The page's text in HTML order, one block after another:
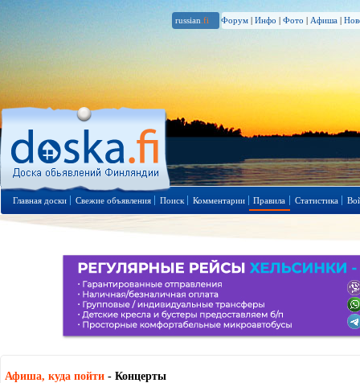
russian .fi Форум | Инфо | Фото | Афиша |
Главная доски Свежие объявления Поиск Комментарии Правила Статистика
Афиша, куда пойти - Концерты